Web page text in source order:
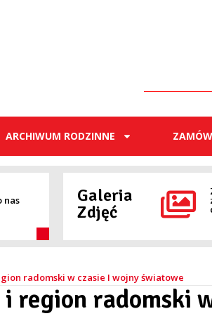
ARCHIWUM RODZINNE
nas
Galeria
Zdjęć
radomski w czasie I wojny światowe
region radomski